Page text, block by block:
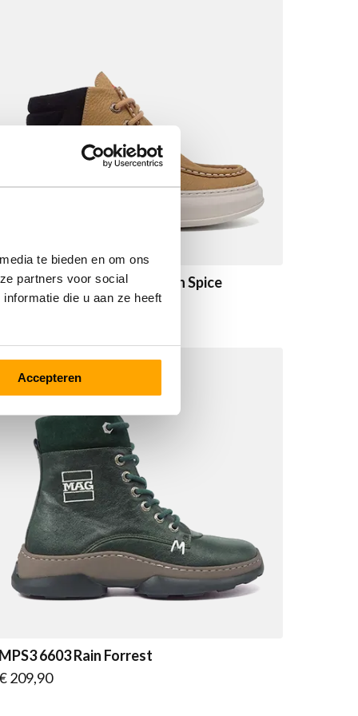
te bieden en om ons
partners voor social
die u aan ze heeft
Accepteren
4465 Pumpkin Spice
179,90
6603 Rain Forrest
209,90